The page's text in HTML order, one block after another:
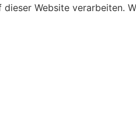
Website verarbeiten.